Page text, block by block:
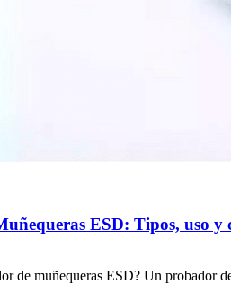
ESD: Tipos, uso y
de muñequeras ESD? Un probador